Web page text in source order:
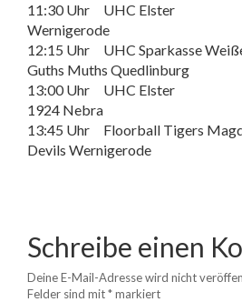
11:30 Uhr UHC Elster
Wernigerode
12:15 Uhr UHC Sparkasse
Guths Muths Quedlinburg
13:00 Uhr UHC Elster
1924 Nebra
13:45 Uhr Floorball Tigers
Devils Wernigerode
Schreibe einen
Deine E-Mail-Adresse wird nicht
Felder sind mit*markiert